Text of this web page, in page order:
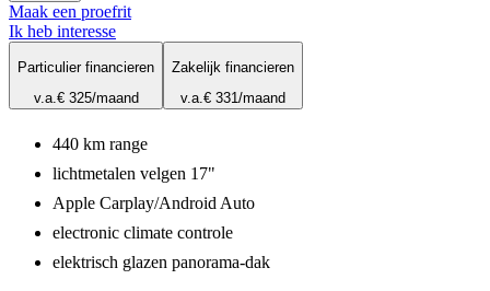
Maak een proefrit
Ik heb interesse
Particulier financieren
v.a.€ 325/maand
Zakelijk financieren
v.a.€ 331/maand
440 km range
lichtmetalen velgen 17"
Apple Carplay/Android Auto
electronic climate controle
elektrisch glazen panorama-dak